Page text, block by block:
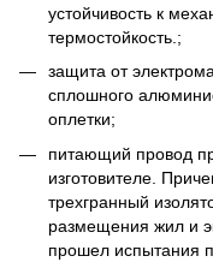
устойчивость к
термостойкость.;
защита от
сплошного
оплетки;
питающий провод
изготовителе.
трехгранный
размещения жил и
прошел испытания